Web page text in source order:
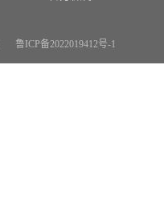
鲁ICP备2022019412号-1